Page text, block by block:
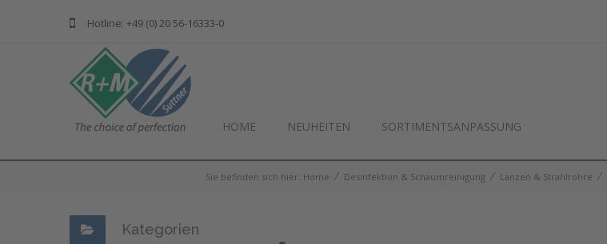
Hotline: +49 (0) 20 56-16333-0
HOME NEUHEITEN SORTIMENTSANPASSUNG
Sie befinden sich hier: Home ⁄ Desinfektion & Schaumreinigung ⁄ Lanzen & Strahlrohre ⁄
Kategorien